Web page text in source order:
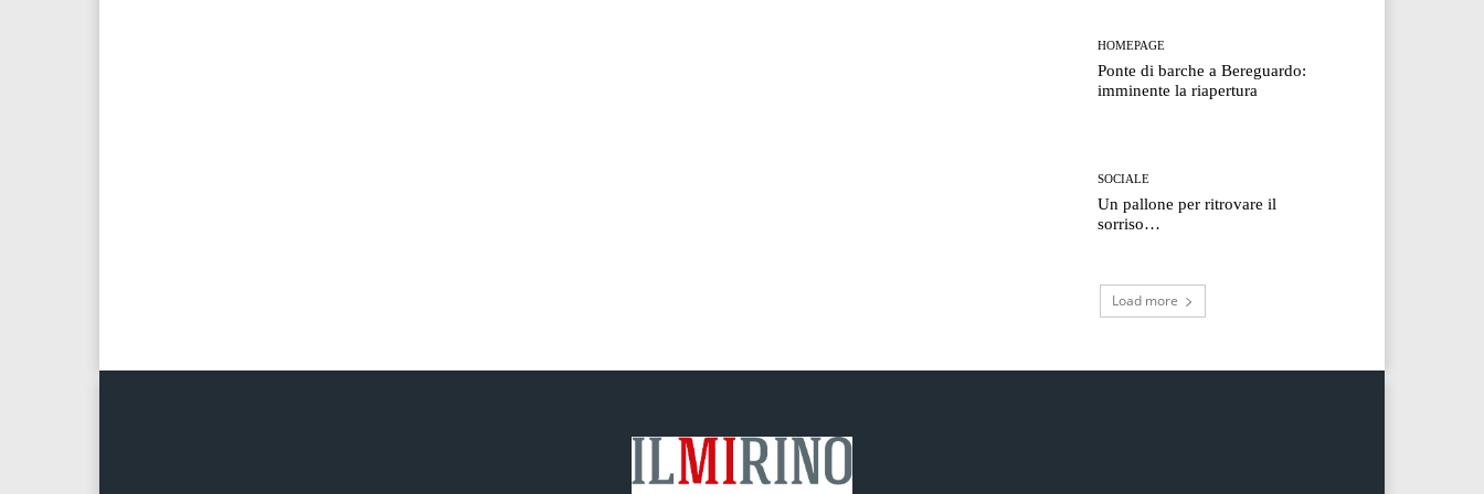
HOMEPAGE
Ponte di barche a Bereguardo:
imminente la riapertura
SOCIALE
Un pallone per ritrovare il
sorriso…
Load more